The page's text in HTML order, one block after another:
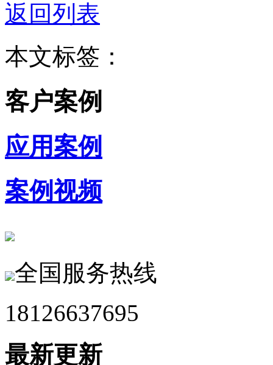
返回列表
本文标签：
客户案例
应用案例
案例视频
全国服务热线
18126637695
最新更新